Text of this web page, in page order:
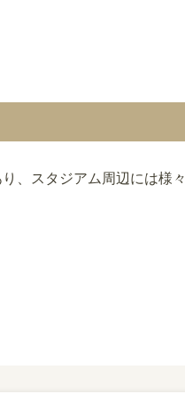
、スタジアム周辺には様々